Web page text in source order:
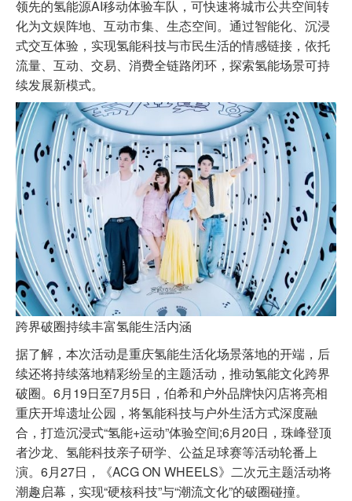
领先的氢能源AI移动体验车队，可快速将城市公共空间转
化为文娱阵地、互动市集、生态空间。通过智能化、沉浸
式交互体验，实现氢能科技与市民生活的情感链接，依托
流量、互动、交易、消费全链路闭环，探索氢能场景可持
续发展新模式。
跨界破圈持续丰富氢能生活内涵
据了解，本次活动是重庆氢能生活化场景落地的开端，后
续还将持续落地精彩纷呈的主题活动，推动氢能文化跨界
破圈。6月19日至7月5日，伯希和户外品牌快闪店将亮相
重庆开埠遗址公园，将氢能科技与户外生活方式深度融
合，打造沉浸式“氢能+运动”体验空间;6月20日，珠峰登顶
者沙龙、氢能科技亲子研学、公益足球赛等活动轮番上
演。6月27日，《ACG ON WHEELS》二次元主题活动将
潮趣启幕，实现“硬核科技”与“潮流文化”的破圈碰撞。